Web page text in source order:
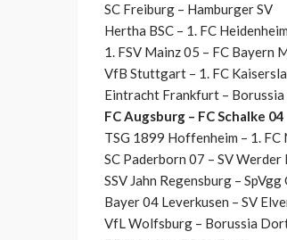
SC Freiburg – Hamburger SV
Hertha BSC – 1. FC Heidenheim
1. FSV Mainz 05 – FC Bayern
VfB Stuttgart – 1. FC
Eintracht Frankfurt –
FC Augsburg – FC Schalke 04
TSG 1899 Hoffenheim – 1. FC
SC Paderborn 07 – SV Werder
SSV Jahn Regensburg –
Bayer 04 Leverkusen – SV
VfL Wolfsburg – Borussia